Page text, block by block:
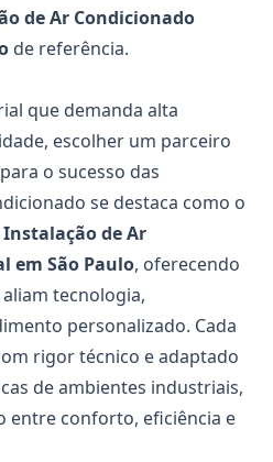
de Ar Condicionado
de referência.
que demanda alta
escolher um parceiro
o sucesso das
se destaca como o
de Ar
em São Paulo, oferecendo
tecnologia,
personalizado. Cada
rigor técnico e adaptado
de ambientes industriais,
entre conforto, eficiência e